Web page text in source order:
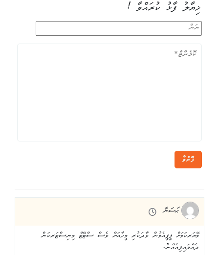
ޚިޔާލު ފާޅު ކުރައްވާ !
ފޮނުވާ
ޙަސަނާ
މޭޔަރކަމަށް ޕީޕީއެމުން ވާދަކުރި މީހާއަށް ވެސް ސްޓޭޓް މިނިސްޓަރކަން
ދެއްވައިފިއެއްނު.